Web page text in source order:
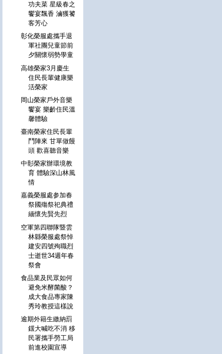
功夫菜 星級春之
饗宴飄香 滷獲饕
客芳心
彰化榮服處攜手退
軍社團兒童節前
夕關懷弱勢學童
高雄榮家3月慶生
住民長輩健康樂
活榮家
岡山榮家戶外音樂
饗宴 樂齡住民溫
馨體驗
臺南榮家住民長輩
鬥陣來 甘單做饅
頭 歡喜聽音樂
中彰榮家辦環境教
育 體驗深山林風
情
嘉義榮服處参加春
祭國殤祭祀典禮
緬懷先賢先烈
空軍第四聯隊暨雲
林縣榮服處祭悼
建安四號殉職烈
士逝世34週年春
祭會
食品業及民眾如何
避免米酵菌酸？
成大食品專家陳
秀玲教授這樣說
逾期外籍生繳納罰
鍰大喊吃不消 移
民署攜手勞工局
前進校園宣導